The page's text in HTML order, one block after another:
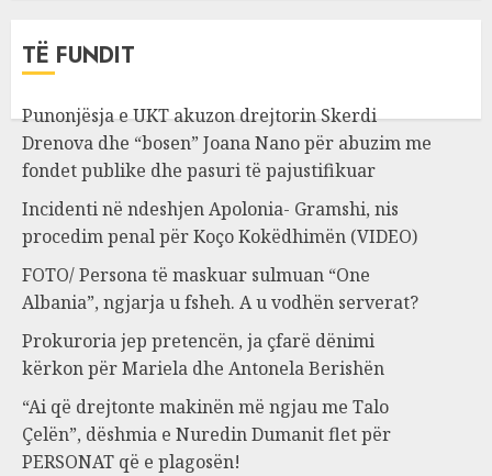
TË FUNDIT
Punonjësja e UKT akuzon drejtorin Skerdi
Drenova dhe “bosen” Joana Nano për abuzim me
fondet publike dhe pasuri të pajustifikuar
Incidenti në ndeshjen Apolonia- Gramshi, nis
procedim penal për Koço Kokëdhimën (VIDEO)
FOTO/ Persona të maskuar sulmuan “One
Albania”, ngjarja u fsheh. A u vodhën serverat?
Prokuroria jep pretencën, ja çfarë dënimi
kërkon për Mariela dhe Antonela Berishën
“Ai që drejtonte makinën më ngjau me Talo
Çelën”, dëshmia e Nuredin Dumanit flet për
PERSONAT që e plagosën!